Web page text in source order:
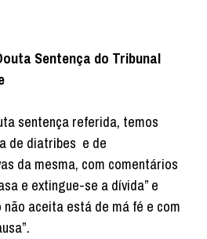
Sentença do Tribunal
sentença referida, temos
de diatribes e de
da mesma, com comentários
e extingue-se a dívida” e
não aceita está de má fé e com